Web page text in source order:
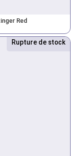
Red
Nouveau
Rupture de stock